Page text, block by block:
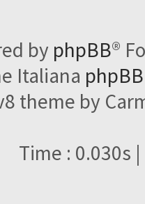
by phpBB®
Italiana
theme by
Time : 0.030s